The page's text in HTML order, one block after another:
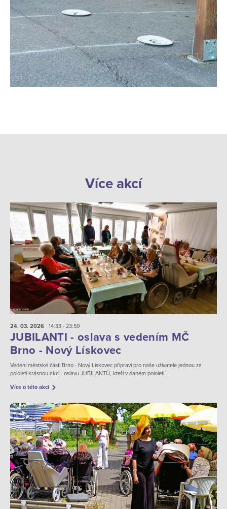
Více akcí
24. 03. 2026 14:33 - 23:59
JUBILANTI - oslava s vedením MČ
Brno - Nový Lískovec
Vedení městské části Brno - Nový Lískovec připraví pro naše uživatele jednou za
pololetí krásnou akci - oslavu JUBILANTŮ, kteří v daném pololetí...
Více o této akci